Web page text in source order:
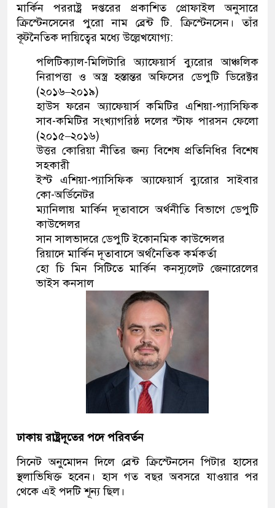
মার্কিন পররাষ্ট্র দপ্তরের প্রকাশিত প্রোফাইল অনুসারে
ক্রিস্টেনসেনের পুরো নাম ব্রেন্ট টি. ক্রিস্টেনসেন। তাঁর
কূটনৈতিক দায়িত্বের মধ্যে উল্লেখযোগ্য:
পলিটিক্যাল-মিলিটারি অ্যাফেয়ার্স ব্যুরোর আঞ্চলিক
নিরাপত্তা ও অস্ত্র হস্তান্তর অফিসের ডেপুটি ডিরেক্টর
(২০১৬–২০১৯)
হাউস ফরেন অ্যাফেয়ার্স কমিটির এশিয়া-প্যাসিফিক
সাব-কমিটির সংখ্যাগরিষ্ঠ দলের স্টাফ পারসন ফেলো
(২০১৫–২০১৬)
উত্তর কোরিয়া নীতির জন্য বিশেষ প্রতিনিধির বিশেষ
সহকারী
ইস্ট এশিয়া-প্যাসিফিক অ্যাফেয়ার্স ব্যুরোর সাইবার
কো-অর্ডিনেটর
ম্যানিলায় মার্কিন দূতাবাসে অর্থনীতি বিভাগে ডেপুটি
কাউন্সেলর
সান সালভাদরে ডেপুটি ইকোনমিক কাউন্সেলর
রিয়াদে মার্কিন দূতাবাসে অর্থনৈতিক কর্মকর্তা
হো চি মিন সিটিতে মার্কিন কনস্যুলেট জেনারেলের
ভাইস কনসাল
ঢাকায় রাষ্ট্রদূতের পদে পরিবর্তন
সিনেট অনুমোদন দিলে ব্রেন্ট ক্রিস্টেনসেন পিটার হাসের
স্থলাভিষিক্ত হবেন। হাস গত বছর অবসরে যাওয়ার পর
থেকে এই পদটি শূন্য ছিল।